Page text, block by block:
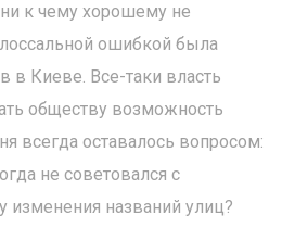
к чему хорошему не
ошибкой была
в Киеве. Все-таки власть
обществу возможность
всегда оставалось вопросом:
не советовался с
изменения названий улиц?